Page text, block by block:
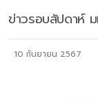
ข่าวรอบสัปดาห์
10 กันยายน 2567